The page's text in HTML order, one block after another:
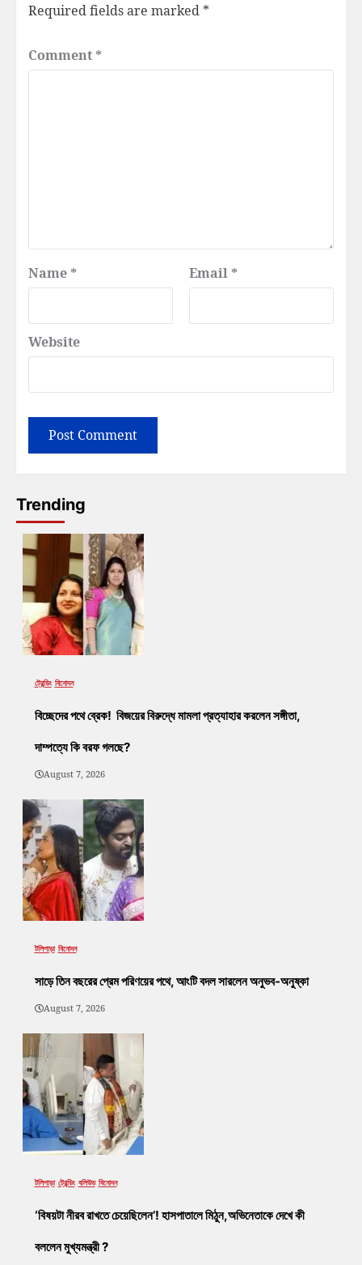
Required fields are marked *
Comment *
Name * Email *
Website
Trending
ট্রেন্ডিং বিনোদন
বিচ্ছেদের পথে ব্রেক! বিজয়ের বিরুদ্ধে মামলা প্রত্যাহার করলেন সঙ্গীতা,
দাম্পত্যে কি বরফ গলছে?
August 7, 2026
টলিপাড়া বিনোদন
সাড়ে তিন বছরের প্রেম পরিণয়ের পথে, আংটি বদল সারলেন অনুভব-অনুষ্কা
August 7, 2026
টলিপাড়া ট্রেন্ডিং বলিউড বিনোদন
‘বিষয়টা নীরব রাখতে চেয়েছিলেন’! হাসপাতালে মিঠুন,অভিনেতাকে দেখে কী
বললেন মুখ্যমন্ত্রী ?